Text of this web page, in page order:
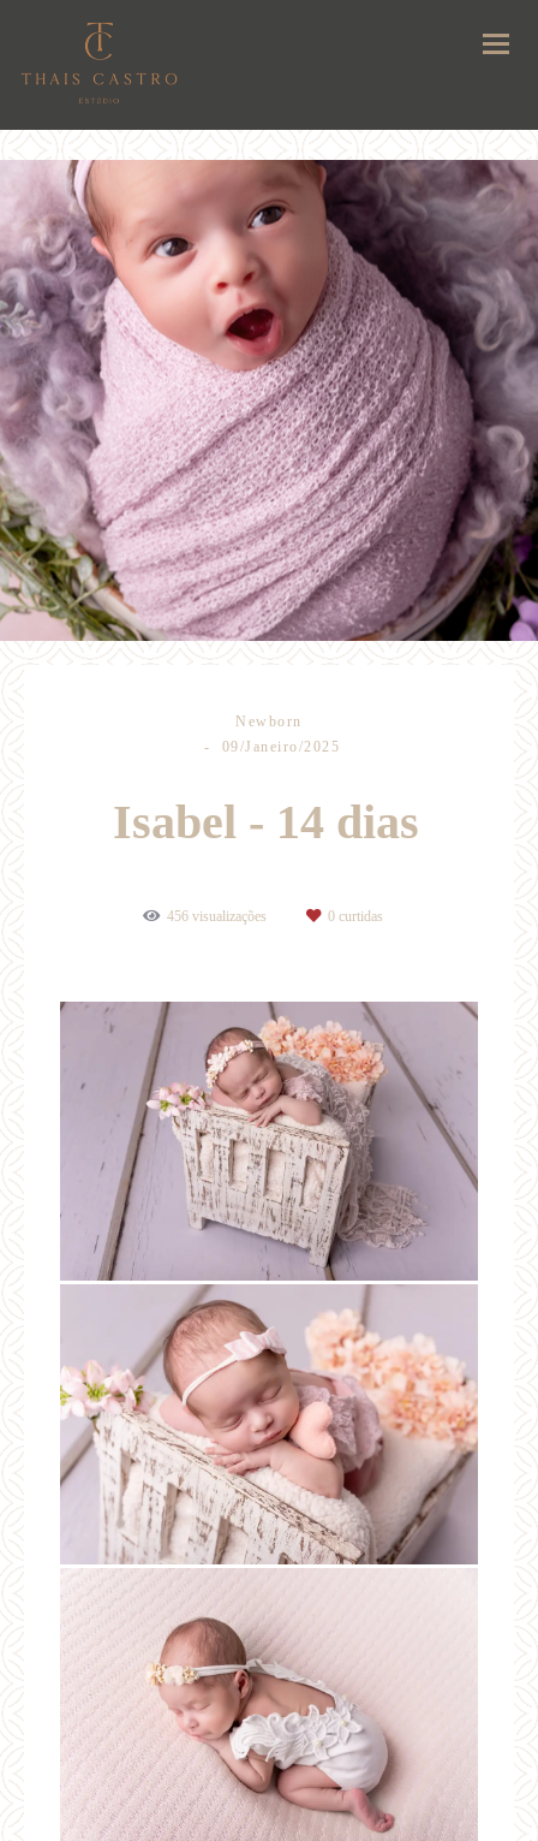
Newborn
09/Janeiro/2025
Isabel - 14 dias
456 visualizações 0 curtidas